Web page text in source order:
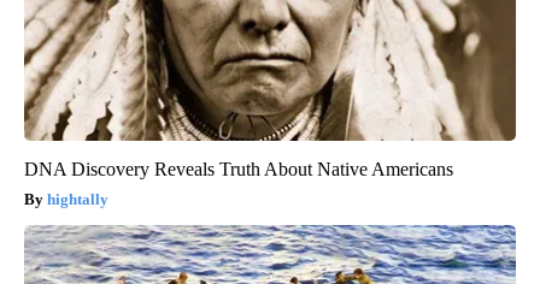
DNA Discovery Reveals Truth About Native Americans
hightally